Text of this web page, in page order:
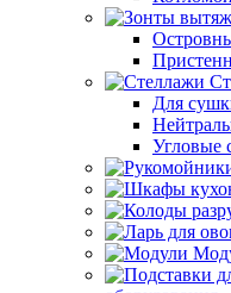
Для
Угловые